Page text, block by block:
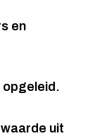
en
opgeleid.
uit